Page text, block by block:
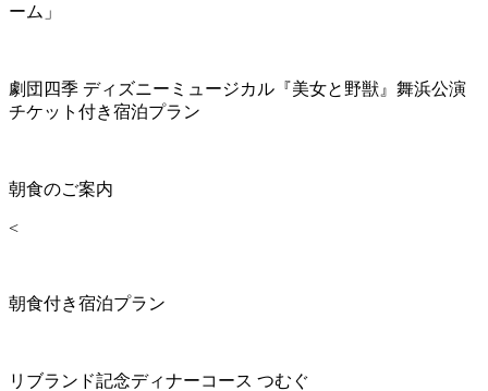
ーム」
劇団四季 ディズニーミュージカル『美女と野獣』舞浜公演
チケット付き宿泊プラン
朝食のご案内
<
朝食付き宿泊プラン
リブランド記念ディナーコース つむぐ